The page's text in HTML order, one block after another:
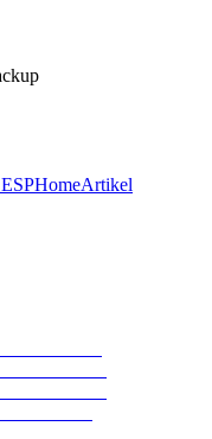
Artikel